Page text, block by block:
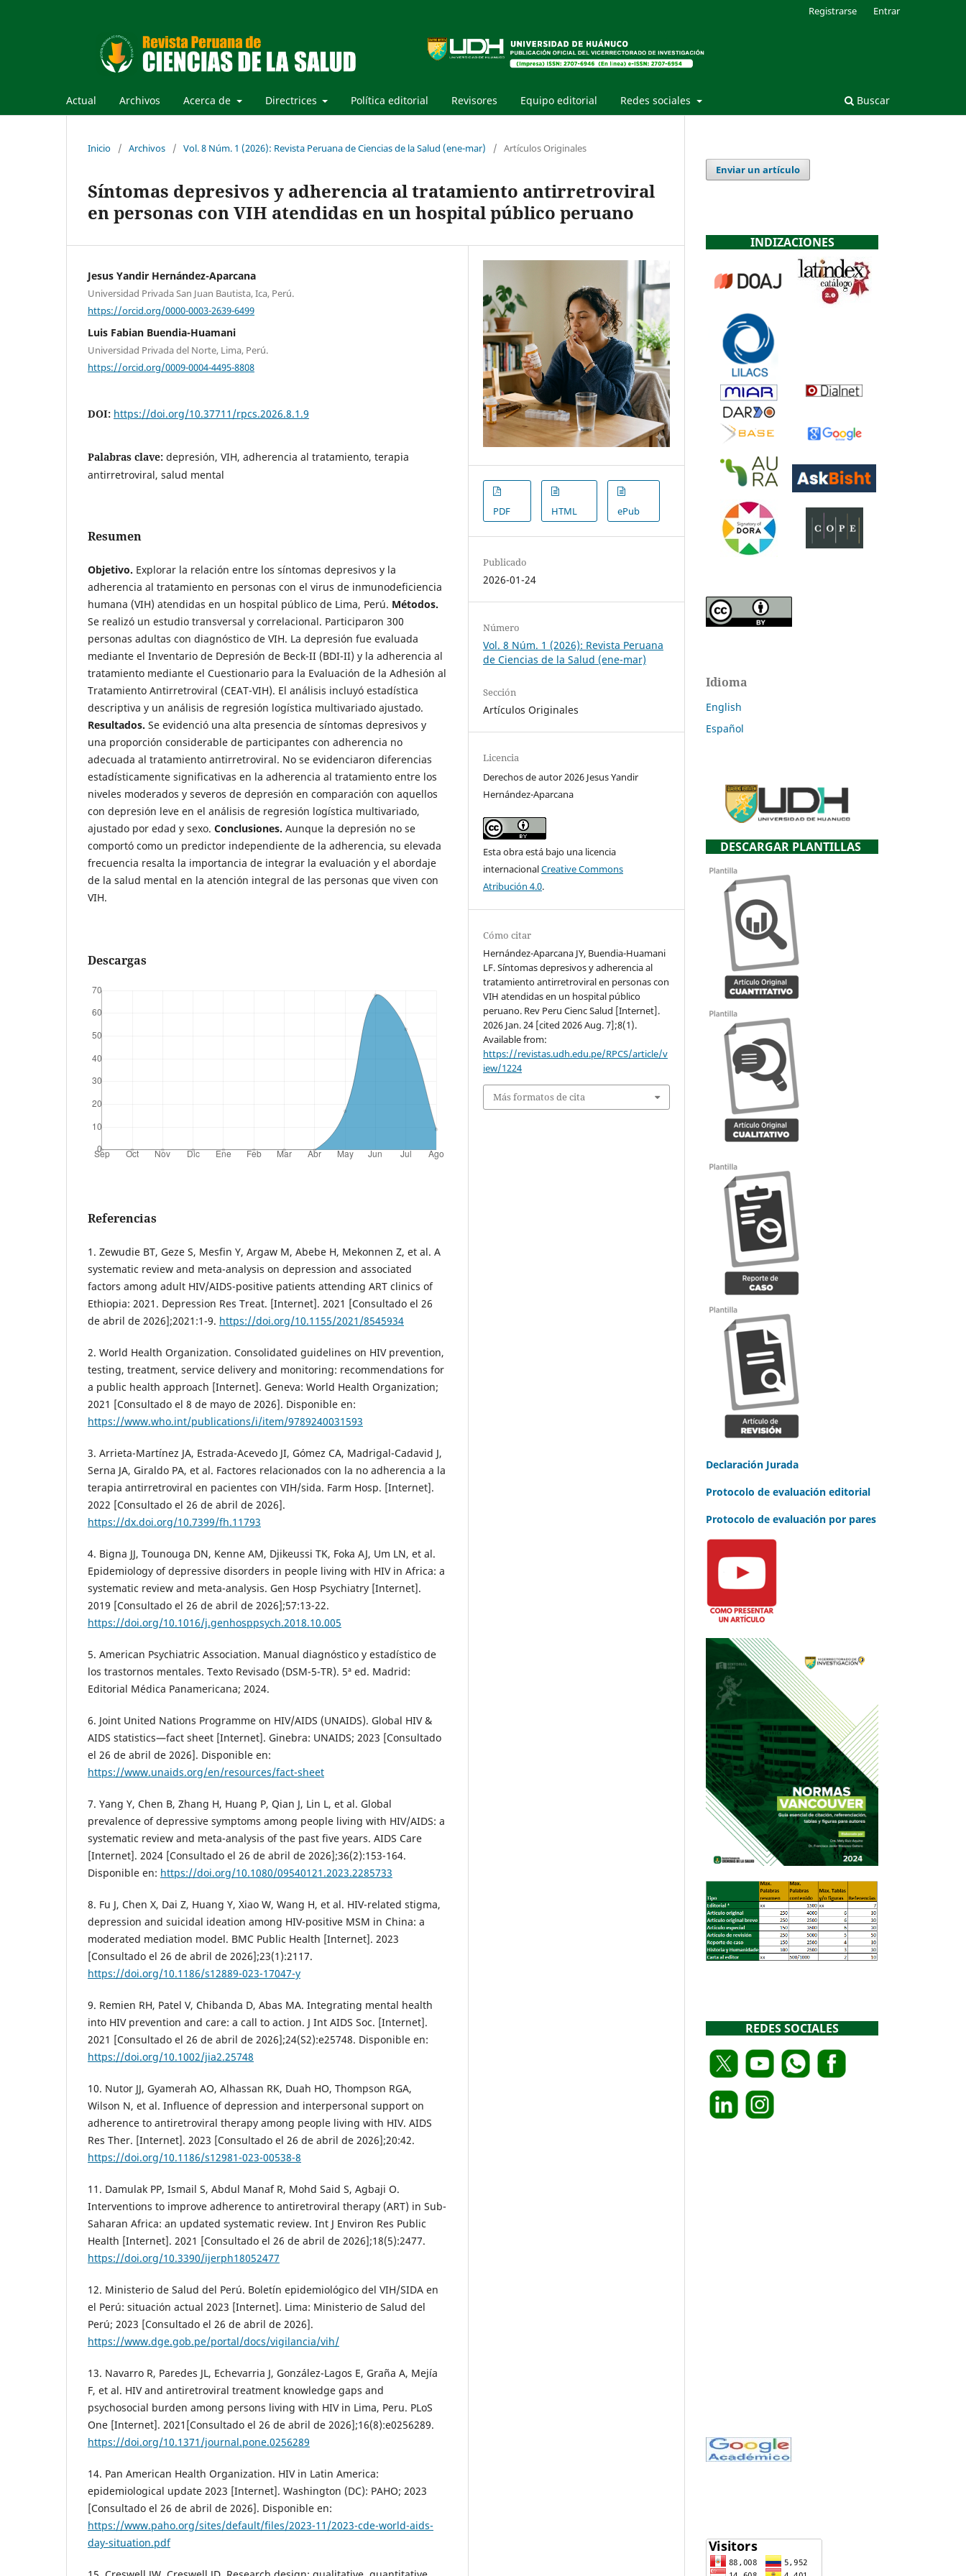
Actual Archivos Acerca de Directrices Política editorial Revisores Equipo editorial Redes sociales Buscar
Registrarse Entrar
Inicio / Archivos / Vol. 8 Núm. 1 (2026): Revista Peruana de Ciencias de la Salud (ene-mar) / Artículos Originales
Síntomas depresivos y adherencia al tratamiento antirretroviral
en personas con VIH atendidas en un hospital público peruano
Jesus Yandir Hernández-Aparcana
Universidad Privada San Juan Bautista, Ica, Perú.
https://orcid.org/0000-0003-2639-6499
Luis Fabian Buendia-Huamani
Universidad Privada del Norte, Lima, Perú.
https://orcid.org/0009-0004-4495-8808
DOI: https://doi.org/10.37711/rpcs.2026.8.1.9
Palabras clave: depresión, VIH, adherencia al tratamiento, terapia
antirretroviral, salud mental
Resumen
Objetivo. Explorar la relación entre los síntomas depresivos y la
adherencia al tratamiento en personas con el virus de inmunodeficiencia
humana (VIH) atendidas en un hospital público de Lima, Perú. Métodos.
Se realizó un estudio transversal y correlacional. Participaron 300
personas adultas con diagnóstico de VIH. La depresión fue evaluada
mediante el Inventario de Depresión de Beck-II (BDI-II) y la adherencia al
tratamiento mediante el Cuestionario para la Evaluación de la Adhesión al
Tratamiento Antirretroviral (CEAT-VIH). El análisis incluyó estadística
descriptiva y un análisis de regresión logística multivariado ajustado.
Resultados. Se evidenció una alta presencia de síntomas depresivos y
una proporción considerable de participantes con adherencia no
adecuada al tratamiento antirretroviral. No se evidenciaron diferencias
estadísticamente significativas en la adherencia al tratamiento entre los
niveles moderados y severos de depresión en comparación con aquellos
con depresión leve en el análisis de regresión logística multivariado,
ajustado por edad y sexo. Conclusiones. Aunque la depresión no se
comportó como un predictor independiente de la adherencia, su elevada
frecuencia resalta la importancia de integrar la evaluación y el abordaje
de la salud mental en la atención integral de las personas que viven con
VIH.
Descargas
Referencias
1. Zewudie BT, Geze S, Mesfin Y, Argaw M, Abebe H, Mekonnen Z, et al. A
systematic review and meta-analysis on depression and associated
factors among adult HIV/AIDS-positive patients attending ART clinics of
Ethiopia: 2021. Depression Res Treat. [Internet]. 2021 [Consultado el 26
de abril de 2026];2021:1-9. https://doi.org/10.1155/2021/8545934
2. World Health Organization. Consolidated guidelines on HIV prevention,
testing, treatment, service delivery and monitoring: recommendations for
a public health approach [Internet]. Geneva: World Health Organization;
2021 [Consultado el 8 de mayo de 2026]. Disponible en:
https://www.who.int/publications/i/item/9789240031593
3. Arrieta-Martínez JA, Estrada-Acevedo JI, Gómez CA, Madrigal-Cadavid J,
Serna JA, Giraldo PA, et al. Factores relacionados con la no adherencia a la
terapia antirretroviral en pacientes con VIH/sida. Farm Hosp. [Internet].
2022 [Consultado el 26 de abril de 2026].
https://dx.doi.org/10.7399/fh.11793
4. Bigna JJ, Tounouga DN, Kenne AM, Djikeussi TK, Foka AJ, Um LN, et al.
Epidemiology of depressive disorders in people living with HIV in Africa: a
systematic review and meta-analysis. Gen Hosp Psychiatry [Internet].
2019 [Consultado el 26 de abril de 2026];57:13-22.
https://doi.org/10.1016/j.genhosppsych.2018.10.005
5. American Psychiatric Association. Manual diagnóstico y estadístico de
los trastornos mentales. Texto Revisado (DSM-5-TR). 5ª ed. Madrid:
Editorial Médica Panamericana; 2024.
6. Joint United Nations Programme on HIV/AIDS (UNAIDS). Global HIV &
AIDS statistics—fact sheet [Internet]. Ginebra: UNAIDS; 2023 [Consultado
el 26 de abril de 2026]. Disponible en:
https://www.unaids.org/en/resources/fact-sheet
7. Yang Y, Chen B, Zhang H, Huang P, Qian J, Lin L, et al. Global
prevalence of depressive symptoms among people living with HIV/AIDS: a
systematic review and meta-analysis of the past five years. AIDS Care
[Internet]. 2024 [Consultado el 26 de abril de 2026];36(2):153-164.
Disponible en: https://doi.org/10.1080/09540121.2023.2285733
8. Fu J, Chen X, Dai Z, Huang Y, Xiao W, Wang H, et al. HIV-related stigma,
depression and suicidal ideation among HIV-positive MSM in China: a
moderated mediation model. BMC Public Health [Internet]. 2023
[Consultado el 26 de abril de 2026];23(1):2117.
https://doi.org/10.1186/s12889-023-17047-y
9. Remien RH, Patel V, Chibanda D, Abas MA. Integrating mental health
into HIV prevention and care: a call to action. J Int AIDS Soc. [Internet].
2021 [Consultado el 26 de abril de 2026];24(S2):e25748. Disponible en:
https://doi.org/10.1002/jia2.25748
10. Nutor JJ, Gyamerah AO, Alhassan RK, Duah HO, Thompson RGA,
Wilson N, et al. Influence of depression and interpersonal support on
adherence to antiretroviral therapy among people living with HIV. AIDS
Res Ther. [Internet]. 2023 [Consultado el 26 de abril de 2026];20:42.
https://doi.org/10.1186/s12981-023-00538-8
11. Damulak PP, Ismail S, Abdul Manaf R, Mohd Said S, Agbaji O.
Interventions to improve adherence to antiretroviral therapy (ART) in Sub-
Saharan Africa: an updated systematic review. Int J Environ Res Public
Health [Internet]. 2021 [Consultado el 26 de abril de 2026];18(5):2477.
https://doi.org/10.3390/ijerph18052477
12. Ministerio de Salud del Perú. Boletín epidemiológico del VIH/SIDA en
el Perú: situación actual 2023 [Internet]. Lima: Ministerio de Salud del
Perú; 2023 [Consultado el 26 de abril de 2026].
https://www.dge.gob.pe/portal/docs/vigilancia/vih/
13. Navarro R, Paredes JL, Echevarria J, González-Lagos E, Graña A, Mejía
F, et al. HIV and antiretroviral treatment knowledge gaps and
psychosocial burden among persons living with HIV in Lima, Peru. PLoS
One [Internet]. 2021[Consultado el 26 de abril de 2026];16(8):e0256289.
https://doi.org/10.1371/journal.pone.0256289
14. Pan American Health Organization. HIV in Latin America:
epidemiological update 2023 [Internet]. Washington (DC): PAHO; 2023
[Consultado el 26 de abril de 2026]. Disponible en:
https://www.paho.org/sites/default/files/2023-11/2023-cde-world-aids-
day-situation.pdf
PDF HTML ePub
Publicado
2026-01-24
Número
Vol. 8 Núm. 1 (2026): Revista Peruana
de Ciencias de la Salud (ene-mar)
Sección
Artículos Originales
Licencia
Derechos de autor 2026 Jesus Yandir
Hernández-Aparcana
Esta obra está bajo una licencia
internacionalCreative Commons
Atribución 4.0.
Cómo citar
Hernández-Aparcana JY, Buendia-Huamani
LF. Síntomas depresivos y adherencia al
tratamiento antirretroviral en personas con
VIH atendidas en un hospital público
peruano. Rev Peru Cienc Salud [Internet].
2026 Jan. 24 [cited 2026 Aug. 7];8(1).
Available from:
https://revistas.udh.edu.pe/RPCS/article/v
iew/1224
Más formatos de cita
Enviar un artículo
INDIZACIONES
Idioma
English
Español
DESCARGAR PLANTILLAS
Declaración Jurada
Protocolo de evaluación editorial
Protocolo de evaluación por pares
REDES SOCIALES